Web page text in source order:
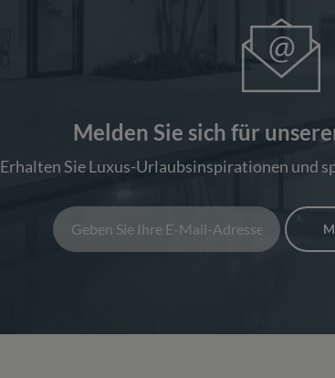
Melden Sie sich für
Erhalten Sie Luxus-Urlaubsinspirationen und